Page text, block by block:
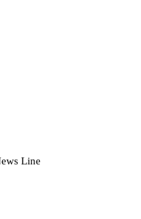
Line